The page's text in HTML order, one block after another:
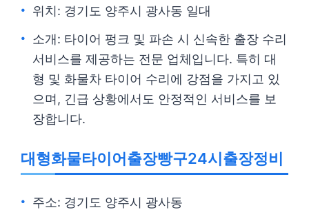
위치: 경기도 양주시 광사동 일대
소개: 타이어 펑크 및 파손 시 신속한 출장 수리
서비스를 제공하는 전문 업체입니다. 특히 대
형 및 화물차 타이어 수리에 강점을 가지고 있
으며, 긴급 상황에서도 안정적인 서비스를 보
장합니다.
대형화물타이어출장빵구24시출장정비
주소: 경기도 양주시 광사동